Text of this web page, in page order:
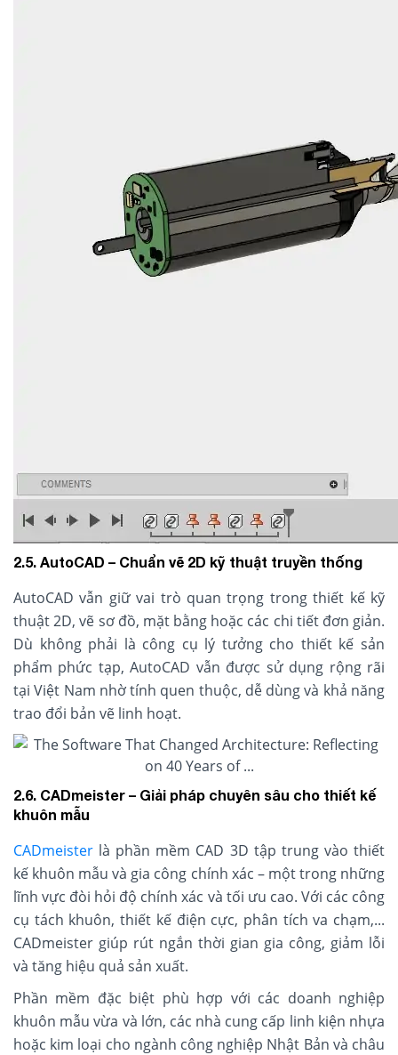
2.5. AutoCAD – Chuẩn vẽ 2D kỹ thuật truyền thống
AutoCAD vẫn giữ vai trò quan trọng trong thiết kế kỹ
thuật 2D, vẽ sơ đồ, mặt bằng hoặc các chi tiết đơn giản.
Dù không phải là công cụ lý tưởng cho thiết kế sản
phẩm phức tạp, AutoCAD vẫn được sử dụng rộng rãi
tại Việt Nam nhờ tính quen thuộc, dễ dùng và khả năng
trao đổi bản vẽ linh hoạt.
2.6. CADmeister – Giải pháp chuyên sâu cho thiết kế
khuôn mẫu
CADmeister là phần mềm CAD 3D tập trung vào thiết
kế khuôn mẫu và gia công chính xác – một trong những
lĩnh vực đòi hỏi độ chính xác và tối ưu cao. Với các công
cụ tách khuôn, thiết kế điện cực, phân tích va chạm,...
CADmeister giúp rút ngắn thời gian gia công, giảm lỗi
và tăng hiệu quả sản xuất.
Phần mềm đặc biệt phù hợp với các doanh nghiệp
khuôn mẫu vừa và lớn, các nhà cung cấp linh kiện nhựa
hoặc kim loại cho ngành công nghiệp Nhật Bản và châu